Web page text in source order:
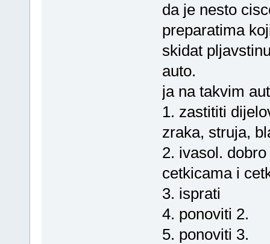
da je nesto
preparatima
skidat
auto.
ja na takvim
1. zastititi
zraka, struja,
2. ivasol.
cetkicama i
3. isprati
4. ponoviti 2.
5. ponoviti 3.